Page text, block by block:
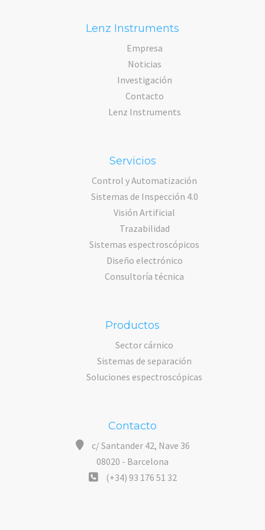
Lenz Instruments
Empresa
Noticias
Investigación
Contacto
Lenz Instruments
Servicios
Control y Automatización
Sistemas de Inspección 4.0
Visión Artificial
Trazabilidad
Sistemas espectroscópicos
Diseño electrónico
Consultoría técnica
Productos
Sector cárnico
Sistemas de separación
Soluciones espectroscópicas
Contacto
c/ Santander 42, Nave 36
08020 - Barcelona
(+34) 93 176 51 32